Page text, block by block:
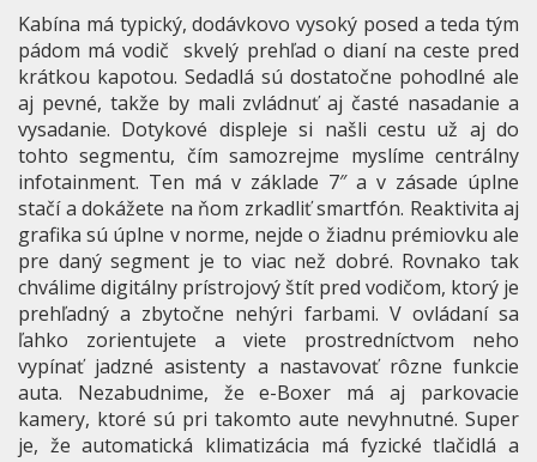
Kabína má typický, dodávkovo vysoký posed a teda tým
pádom má vodič skvelý prehľad o dianí na ceste pred
krátkou kapotou. Sedadlá sú dostatočne pohodlné ale
aj pevné, takže by mali zvládnuť aj časté nasadanie a
vysadanie. Dotykové displeje si našli cestu už aj do
tohto segmentu, čím samozrejme myslíme centrálny
infotainment. Ten má v základe 7″ a v zásade úplne
stačí a dokážete na ňom zrkadliť smartfón. Reaktivita aj
grafika sú úplne v norme, nejde o žiadnu prémiovku ale
pre daný segment je to viac než dobré. Rovnako tak
chválime digitálny prístrojový štít pred vodičom, ktorý je
prehľadný a zbytočne nehýri farbami. V ovládaní sa
ľahko zorientujete a viete prostredníctvom neho
vypínať jadzné asistenty a nastavovať rôzne funkcie
auta. Nezabudnime, že e-Boxer má aj parkovacie
kamery, ktoré sú pri takomto aute nevyhnutné. Super
je, že automatická klimatizácia má fyzické tlačidlá a